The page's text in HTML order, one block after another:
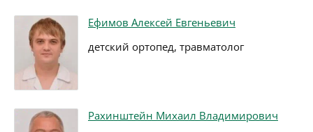
Ефимов Алексей Евгеньевич
детский ортопед, травматолог
Рахинштейн Михаил Владимирович